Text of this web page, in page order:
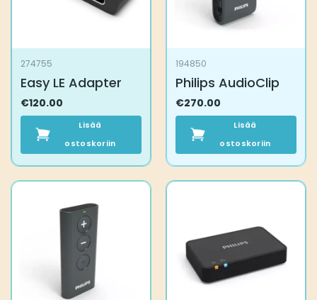
274755
Easy LE Adapter
€120.00
Lisää
ostoskoriin
194850
Philips AudioClip
€270.00
Lisää
ostoskoriin